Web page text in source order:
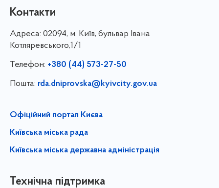
Контакти
Адреса: 02094, м. Київ, бульвар Івана
Котляревського,1/1
Телефон: +380 (44) 573-27-50
Пошта: rda.dniprovska@kyivcity.gov.ua
Офіційний портал Києва
Київська міська рада
Київська міська державна адміністрація
Технічна підтримка